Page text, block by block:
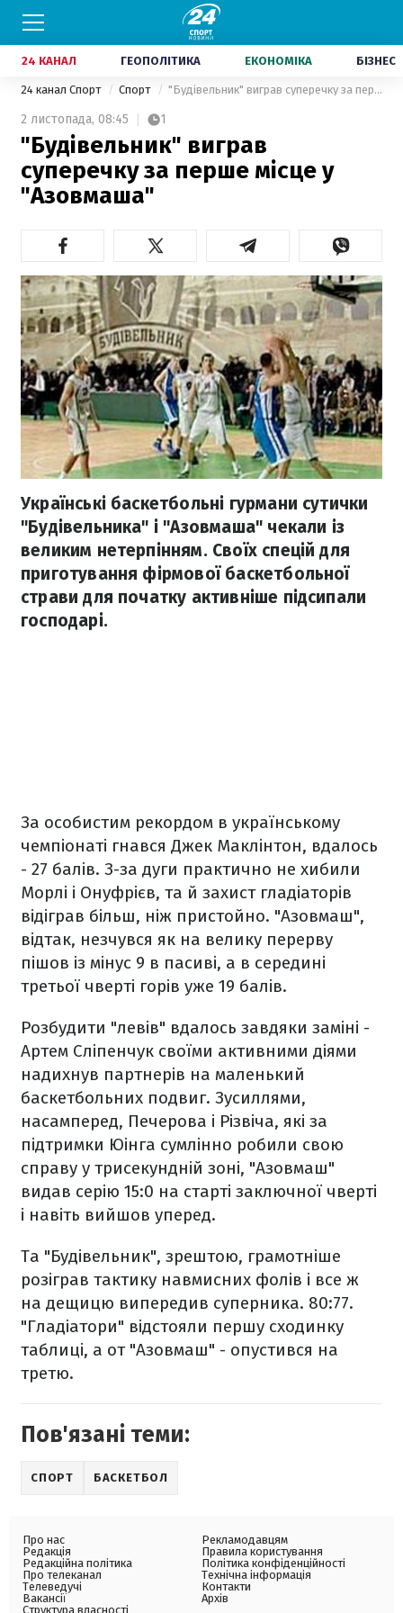
24 КАНАЛ ГЕОПОЛІТИКА ЕКОНОМІКА БІЗНЕС
24 канал Спорт Спорт "Будівельник" виграв суперечку за перше місце у "Азовмаша"
2 листопада, 08:45 1
"Будівельник" виграв
суперечку за перше місце у
"Азовмаша"
Українські баскетбольні гурмани сутички
"Будівельника" і "Азовмаша" чекали із
великим нетерпінням. Своїх спецій для
приготування фірмової баскетбольної
страви для початку активніше підсипали
господарі.
За особистим рекордом в українському
чемпіонаті гнався Джек Маклінтон, вдалось
- 27 балів. З-за дуги практично не хибили
Морлі і Онуфрієв, та й захист гладіаторів
відіграв більш, ніж пристойно. "Азовмаш",
відтак, незчувся як на велику перерву
пішов із мінус 9 в пасиві, а в середині
третьої чверті горів уже 19 балів.
Розбудити "левів" вдалось завдяки заміні -
Артем Сліпенчук своїми активними діями
надихнув партнерів на маленький
баскетбольних подвиг. Зусиллями,
насамперед, Печерова і Різвіча, які за
підтримки Юінга сумлінно робили свою
справу у трисекундній зоні, "Азовмаш"
видав серію 15:0 на старті заключної чверті
і навіть вийшов уперед.
Та "Будівельник", зрештою, грамотніше
розіграв тактику навмисних фолів і все ж
на дещицю випередив суперника. 80:77.
"Гладіатори" відстояли першу сходинку
таблиці, а от "Азовмаш" - опустився на
третю.
Пов'язані теми:
СПОРТ БАСКЕТБОЛ
Про нас
Редакція
Редакційна політика
Про телеканал
Телеведучі
Вакансії
Структура власності
Рекламодавцям
Правила користування
Політика конфіденційності
Технічна інформація
Контакти
Архів